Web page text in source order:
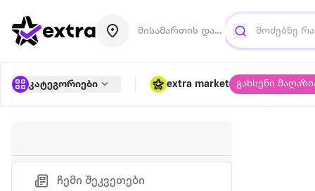
მისამართის დამატება
კატეგორიები extra market გახსენი
ჩემი შეკვეთები